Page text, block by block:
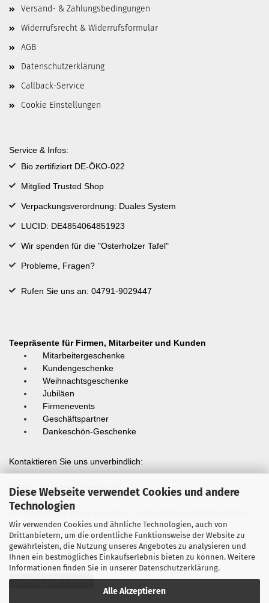
Diese Webseite verwendet Cookies und andere
Technologien
Wir verwenden Cookies und ähnliche Technologien, auch von
Drittanbietern, um die ordentliche Funktionsweise der Website zu
gewährleisten, die Nutzung unseres Angebotes zu analysieren und
Ihnen ein bestmögliches Einkaufserlebnis bieten zu können. Weitere
Informationen finden Sie in unserer Datenschutzerklärung.
Alle Akzeptieren
Versand- & Zahlungsbedingungen
Widerrufsrecht & Widerrufsformular
AGB
Datenschutzerklärung
Callback-Service
Cookie Einstellungen
Service & Infos:
Bio zertifiziert DE-ÖKO-022
Mitglied Trusted Shop
Verpackungsverordnung: Duales System
LUCID: DE4854064851923
Wir spenden für die "Osterholzer Tafel"
Probleme, Fragen?
Rufen Sie uns an: 04791-9029447
Teepräsente für Firmen, Mitarbeiter und Kunden
Mitarbeitergeschenke
Kundengeschenke
Weihnachtsgeschenke
Jubiläen
Firmenevents
Geschäftspartner
Dankeschön-Geschenke
Kontaktieren Sie uns unverbindlich:
E-Mail: info@teepräsente.net
Wir beraten Sie gerne persönlich und erstellen ein individuelles
Angebot.
Vertrag widerrufen